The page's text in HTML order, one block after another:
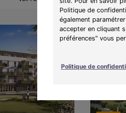
Politique de
également
accepter en cliquant
préférences" vous
Politique de